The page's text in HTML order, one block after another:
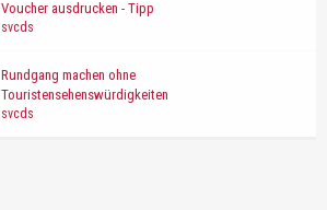
Voucher ausdrucken - Tipp
svcds
Rundgang machen ohne
Touristensehenswürdigkeiten
svcds